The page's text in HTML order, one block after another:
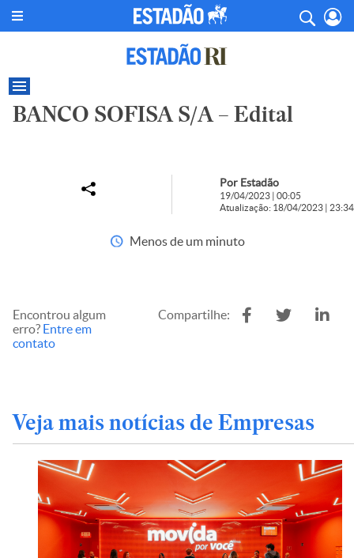
BANCO SOFISA S/A – Edital
Por Estadão
19/04/2023 | 00:05
Atualização: 18/04/2023 | 23:34
Menos de um minuto
Encontrou algum
erro? Entre em
contato
Compartilhe:
Veja mais notícias de Empresas